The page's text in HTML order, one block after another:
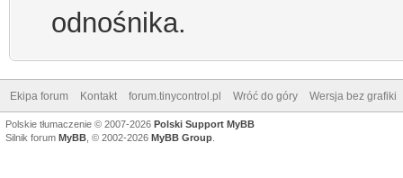
odnośnika.
Ekipa forum Kontakt forum.tinycontrol.pl Wróć do góry Wersja bez grafiki
Polskie tłumaczenie © 2007-2026 Polski Support MyBB
Silnik forum MyBB , © 2002-2026 MyBB Group